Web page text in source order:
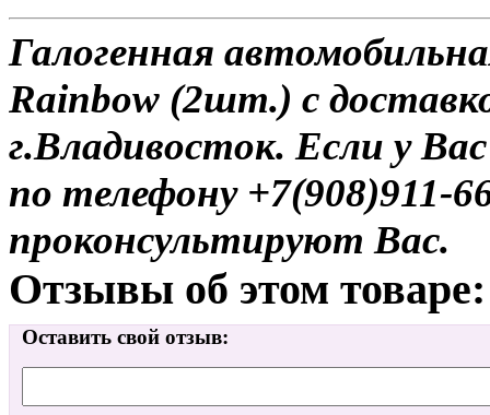
Галогенная
Rainbow (2шт.) с
г.Владивосток. Если у
по телефону
проконсультируют Вас.
Отзывы об этом товаре:
Оставить свой отзыв: